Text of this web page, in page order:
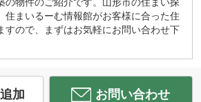
住まいるーむ情報館がお客様に合った住
すので、まずはお気軽にお問い合わせ下
加 お問い合わせ